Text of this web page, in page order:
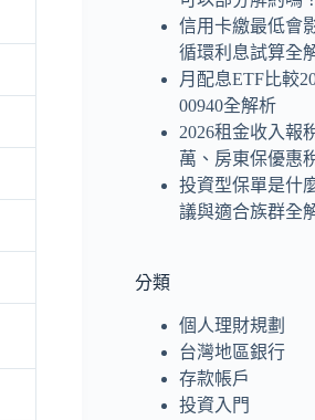
信用卡繳最低會
循環利息試算全
月配息ETF比較
00940全解析
2026租金收入報
萬、房東保優惠
投資型保單是什
議與適合族群全
分類
個人理財規劃
台灣地區銀行
存款帳戶
投資入門